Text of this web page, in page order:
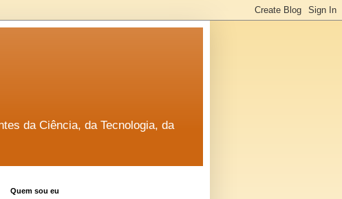
da Ciência, da Tecnologia, da
Quem sou eu